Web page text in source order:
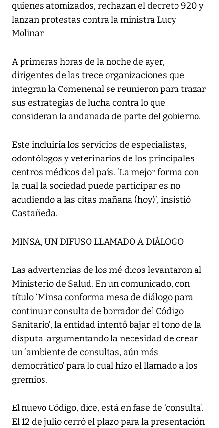
quienes atomizados, rechazan el decreto 920 y
lanzan protestas contra la ministra Lucy
Molinar.
A primeras horas de la noche de ayer,
dirigentes de las trece organizaciones que
integran la Comenenal se reunieron para trazar
sus estrategias de lucha contra lo que
consideran la andanada de parte del gobierno.
Este incluiría los servicios de especialistas,
odontólogos y veterinarios de los principales
centros médicos del país. ‘La mejor forma con
la cual la sociedad puede participar es no
acudiendo a las citas mañana (hoy)’, insistió
Castañeda.
MINSA, UN DIFUSO LLAMADO A DIÁLOGO
Las advertencias de los mé dicos levantaron al
Ministerio de Salud. En un comunicado, con
título ‘Minsa conforma mesa de diálogo para
continuar consulta de borrador del Código
Sanitario’, la entidad intentó bajar el tono de la
disputa, argumentando la necesidad de crear
un ‘ambiente de consultas, aún más
democrático’ para lo cual hizo el llamado a los
gremios.
El nuevo Código, dice, está en fase de ‘consulta’.
El 12 de julio cerró el plazo para la presentación